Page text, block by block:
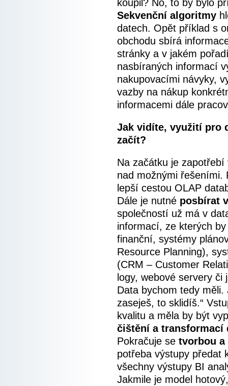
koupil? No, to by bylo
Sekvenční algoritmy
datech. Opět příklad s
obchodu sbírá
stránky a v jakém
nasbíraných informací
nakupovacími návyky,
vazby na nákup
informacemi dále
Jak vidíte, využití pro
začít?
Na začátku je zapotřebí
nad možnými řešeními.
lepší cestou OLAP
Dále je nutné posbírat
společností už má v
informací, ze kterých
finanční, systémy
Resource Planning),
(CRM – Customer
logy, webové servery či
Data bychom tedy
zaseješ, to sklidíš.“
kvalitu a měla by být
čištění a transformací
Pokračuje se tvorbou a
potřeba výstupy předat
všechny výstupy BI
Jakmile je model